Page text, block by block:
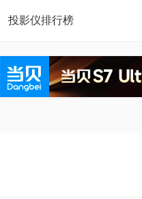
投影仪排行榜